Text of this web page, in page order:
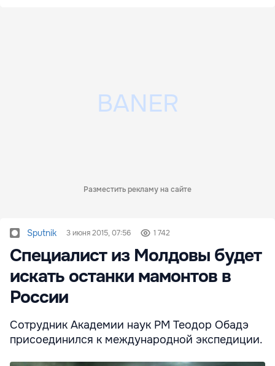
Разместить рекламу на сайте
Sputnik 3 июня 2015, 07:56 1 742
Специалист из Молдовы будет
искать останки мамонтов в
России
Сотрудник Академии наук РМ Теодор Обадэ
присоединился к международной экспедиции.